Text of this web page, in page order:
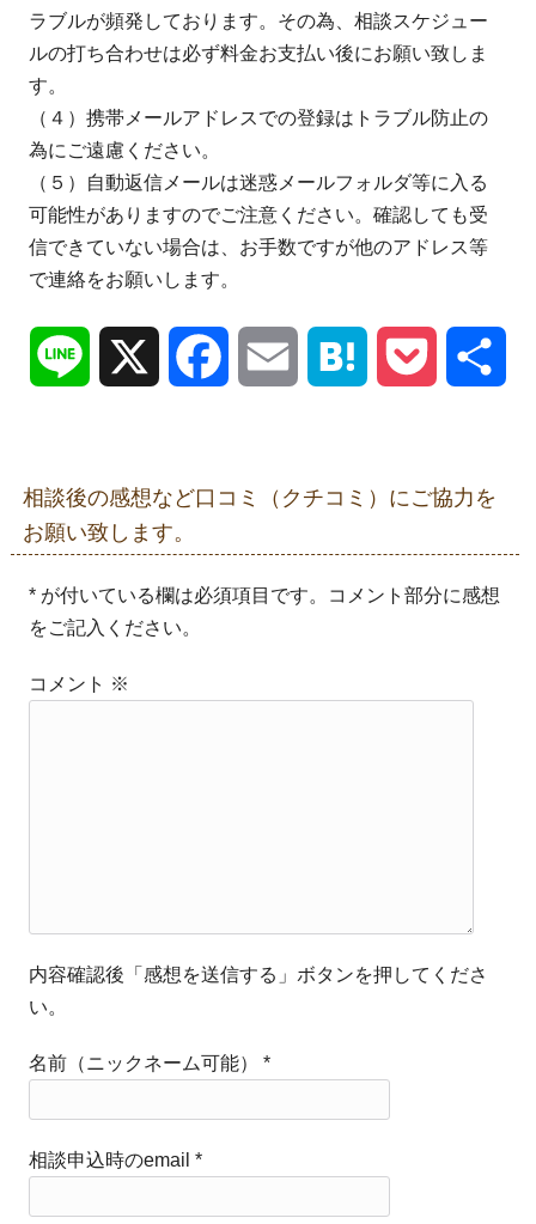
ラブルが頻発しております。その為、相談スケジュー
ルの打ち合わせは必ず料金お支払い後にお願い致しま
す。
（４）携帯メールアドレスでの登録はトラブル防止の
為にご遠慮ください。
（５）自動返信メールは迷惑メールフォルダ等に入る
可能性がありますのでご注意ください。確認しても受
信できていない場合は、お手数ですが他のアドレス等
で連絡をお願いします。
Line Facebook Email Hatena Pocket
相談後の感想など口コミ（クチコミ）にご協力を
お願い致します。
* が付いている欄は必須項目です。コメント部分に感想
をご記入ください。
コメント ※
内容確認後「感想を送信する」ボタンを押してくださ
い。
名前（ニックネーム可能）*
相談申込時のemail*